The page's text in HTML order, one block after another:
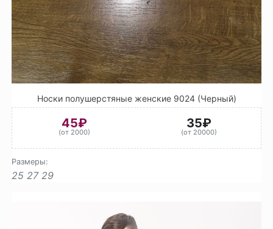
Носки полушерстяные женские 9024 (Черный)
45₽
(от 2000)
35₽
(от 20000)
Размеры:
25 27 29